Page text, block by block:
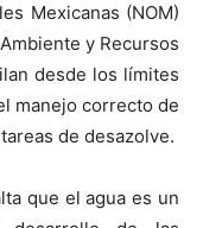
Mexicanas (NOM)
y Recursos
desde los límites
manejo correcto de
de desazolve.
que el agua es un